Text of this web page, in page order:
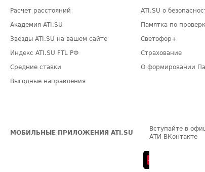
Расчет расстояний
Академия ATI.SU
Звезды ATI.SU на вашем сайте
Индекс ATI.SU FTL РФ
Средние ставки
Выгодные направления
ATI.SU о
Памятка по
Светофор+
Страхование
О формировании
МОБИЛЬНЫЕ ПРИЛОЖЕНИЯ ATI.SU
Вступайте в
АТИ ВКонтакте